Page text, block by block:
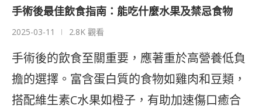
手術後最佳飲食指南：能吃什麼水果及禁忌食物
2025-03-11 2.8K 觀看
手術後的飲食至關重要，應著重於高營養低負
擔的選擇。富含蛋白質的食物如雞肉和豆類，
搭配維生素C水果如橙子，有助加速傷口癒合